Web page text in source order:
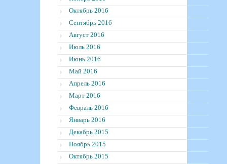
Октябрь 2016
Сентябрь 2016
Август 2016
Июль 2016
Июнь 2016
Май 2016
Апрель 2016
Март 2016
Февраль 2016
Январь 2016
Декабрь 2015
Ноябрь 2015
Октябрь 2015